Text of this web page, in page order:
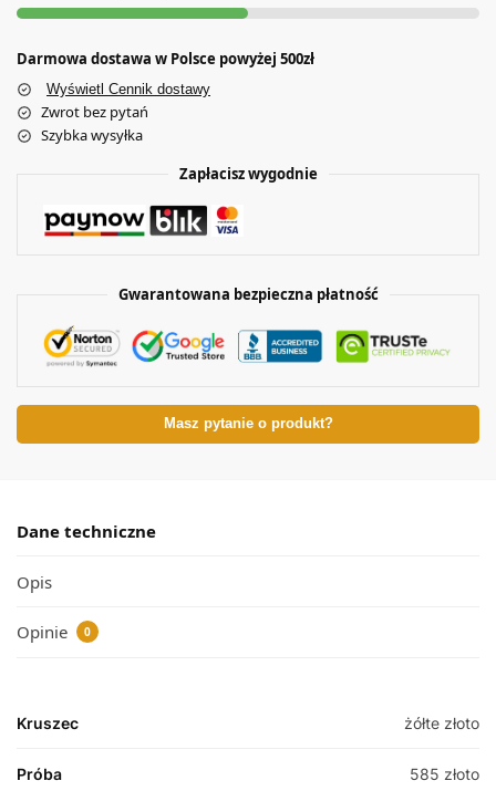
Darmowa dostawa w Polsce powyżej 500zł
Wyświetl Cennik dostawy
Zwrot bez pytań
Szybka wysyłka
Zapłacisz wygodnie
Gwarantowana bezpieczna płatność
Masz pytanie o produkt?
Dane techniczne
Opis
Opinie 0
Kruszec żółte złoto
Próba 585 złoto